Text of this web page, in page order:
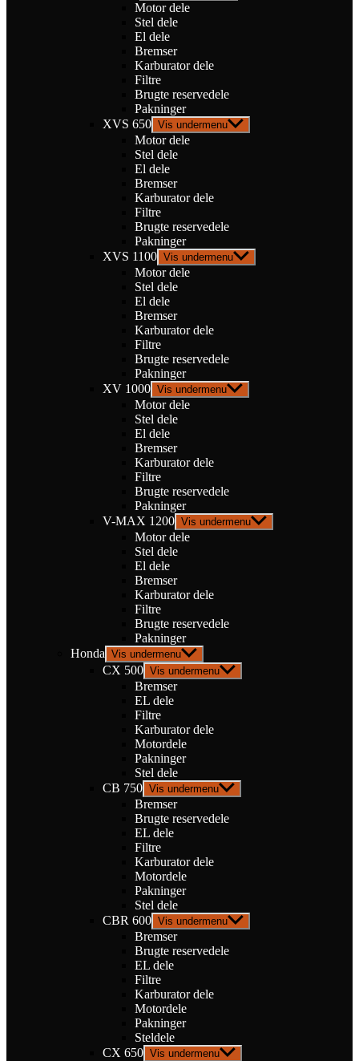
Motor dele
Stel dele
El dele
Bremser
Karburator dele
Filtre
Brugte reservedele
Pakninger
XVS 650 Vis undermenu
Motor dele
Stel dele
El dele
Bremser
Karburator dele
Filtre
Brugte reservedele
Pakninger
XVS 1100 Vis undermenu
Motor dele
Stel dele
El dele
Bremser
Karburator dele
Filtre
Brugte reservedele
Pakninger
XV 1000 Vis undermenu
Motor dele
Stel dele
El dele
Bremser
Karburator dele
Filtre
Brugte reservedele
Pakninger
V-MAX 1200 Vis undermenu
Motor dele
Stel dele
El dele
Bremser
Karburator dele
Filtre
Brugte reservedele
Pakninger
Honda Vis undermenu
CX 500 Vis undermenu
Bremser
EL dele
Filtre
Karburator dele
Motordele
Pakninger
Stel dele
CB 750 Vis undermenu
Bremser
Brugte reservedele
EL dele
Filtre
Karburator dele
Motordele
Pakninger
Stel dele
CBR 600 Vis undermenu
Bremser
Brugte reservedele
EL dele
Filtre
Karburator dele
Motordele
Pakninger
Steldele
CX 650 Vis undermenu